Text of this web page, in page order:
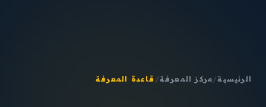
الرئيسية/مركز المعرفة/ قاعدة المعرفة